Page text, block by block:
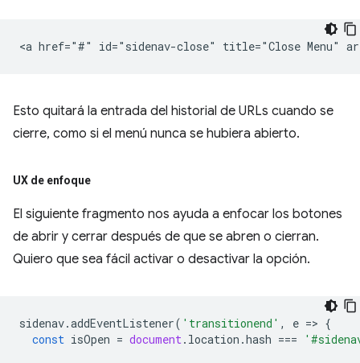
Esto quitará la entrada del historial de URLs cuando se
cierre, como si el menú nunca se hubiera abierto.
UX de enfoque
El siguiente fragmento nos ayuda a enfocar los botones
de abrir y cerrar después de que se abren o cierran.
Quiero que sea fácil activar o desactivar la opción.
sidenav.addEventListener( 'transitionend' , e => {
const isOpen = document. location .hash ===